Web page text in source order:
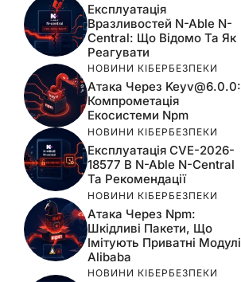
Експлуатація
Вразливостей N-Able N-
Central: Що Відомо Та Як
Реагувати
НОВИНИ КІБЕРБЕЗПЕКИ
Атака Через Keyv@6.0.0:
Компрометація
Екосистеми Npm
НОВИНИ КІБЕРБЕЗПЕКИ
Експлуатація CVE-2026-
18577 В N-Able N-Central
Та Рекомендації
НОВИНИ КІБЕРБЕЗПЕКИ
Атака Через Npm:
Шкідливі Пакети, Що
Імітують Приватні Модулі
Alibaba
НОВИНИ КІБЕРБЕЗПЕКИ